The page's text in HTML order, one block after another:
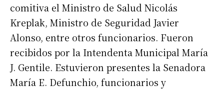
comitiva el Ministro de Salud Nicolás
Kreplak, Ministro de Seguridad Javier
Alonso, entre otros funcionarios. Fueron
recibidos por la Intendenta Municipal María
J. Gentile. Estuvieron presentes la Senadora
María E. Defunchio, funcionarios y